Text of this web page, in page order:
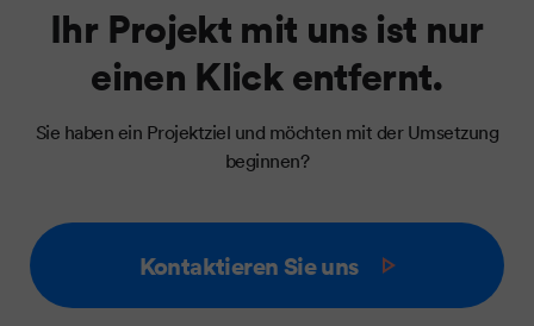
Ihr Projekt mit uns ist nur
einen Klick entfernt.
Sie haben ein Projektziel und möchten mit der Umsetzung
beginnen?
Kontaktieren Sie uns